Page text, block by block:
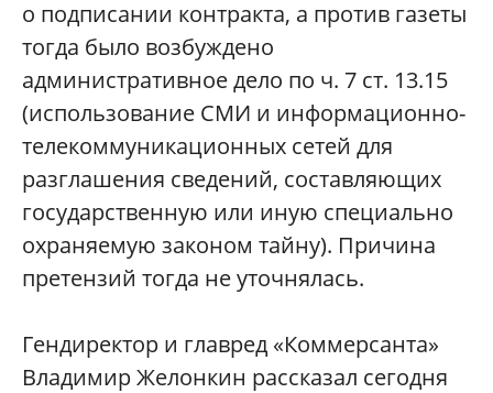
о подписании контракта, а против газеты
тогда было возбуждено
административное дело по ч. 7 ст. 13.15
(использование СМИ и информационно-
телекоммуникационных сетей для
разглашения сведений, составляющих
государственную или иную специально
охраняемую законом тайну). Причина
претензий тогда не уточнялась.
Гендиректор и главред «Коммерсанта»
Владимир Желонкин рассказал сегодня